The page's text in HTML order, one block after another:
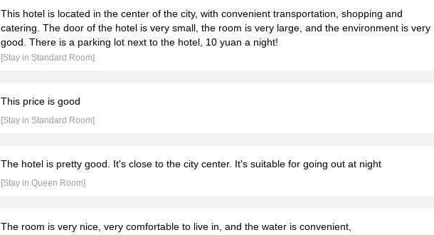
This hotel is located in the center of the city, with convenient transportation, shopping and
catering. The door of the hotel is very small, the room is very large, and the environment is very
good. There is a parking lot next to the hotel, 10 yuan a night!
[Stay in Standard Room]
This price is good
[Stay in Standard Room]
The hotel is pretty good. It's close to the city center. It's suitable for going out at night
[Stay in Queen Room]
The room is very nice, very comfortable to live in, and the water is convenient,